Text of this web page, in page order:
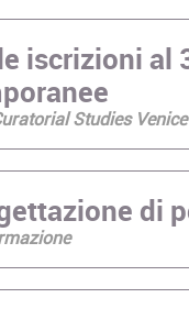
iscrizioni al
Studies Venice
di